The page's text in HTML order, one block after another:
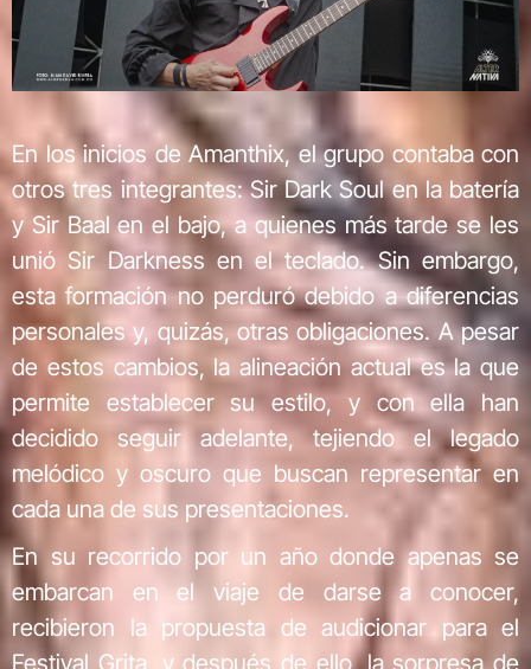
En los inicios de Amanthix, el grupo contaba con
otros tres integrantes: Sir Dark Soul en la batería
y Sir Baal en el bajo, a quienes más tarde se les
unió Sir Darkness en el teclado. Sin embargo,
esta formación no perduró debido a diferencias
personales y, quizás, otras obligaciones. A pesar
de estos cambios, la alineación actual es la que
permite establecer su estilo, y con ella han
decidido seguir adelante, tejiendo el legado
melódico y oscuro que buscan representar en
cada una de sus presentaciones.
En su recorrido por un año donde apenas se
embarcan en el viaje de darse a conocer,
recibieron la propuesta de audicionar para el